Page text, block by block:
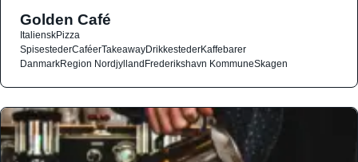
Golden Café
ItalienskPizza
SpisestederCaféerTakeawayDrikkestederKaffebarer
DanmarkRegion NordjyllandFrederikshavn KommuneSkagen